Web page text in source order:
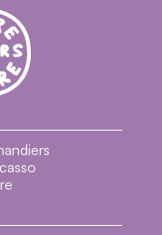
- Centre
Nanterre-Amandiers